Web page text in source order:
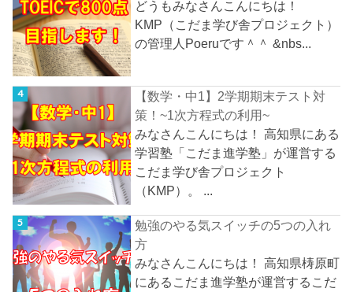
どうもみなさんこんにちは！
KMP（こだま学び舎プロジェクト）
の管理人Poeruです＾＾ &nbs...
【数学・中1】2学期期末テスト対
策！~1次方程式の利用~
みなさんこんにちは！ 高知県にある
学習塾「こだま進学塾」が運営する
こだま学び舎プロジェクト
（KMP）。 ...
勉強のやる気スイッチの5つの入れ
方
みなさんこんにちは！ 高知県梼原町
にあるこだま進学塾が運営するこだ